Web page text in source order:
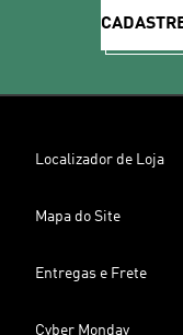
Localizador de Loja
Mapa do Site
Entregas e Frete
Cyber Monday